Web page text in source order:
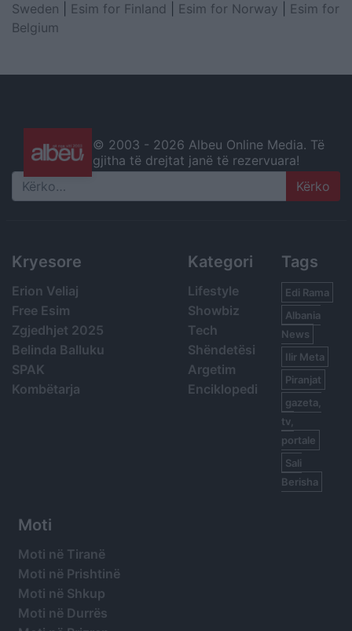
Sweden
Esim for Finland Esim for Norway
Esim for
Belgium
© 2003 - 2026 Albeu Online Media. Të
gjitha të drejtat janë të rezervuara!
Search
Kryesore
Erion Veliaj
Free Esim
Zgjedhjet 2025
Belinda Balluku
SPAK
Kombëtarja
Kategori
Lifestyle
Showbiz
Tech
Shëndetësi
Argetim
Enciklopedi
Tags
Edi Rama
Albania
News
Ilir Meta
Piranjat
gazeta,
tv,
portale
Sali
Berisha
Moti
Moti në Tiranë
Moti në Prishtinë
Moti në Shkup
Moti në Durrës